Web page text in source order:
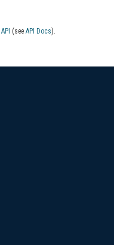
API (see API Docs).